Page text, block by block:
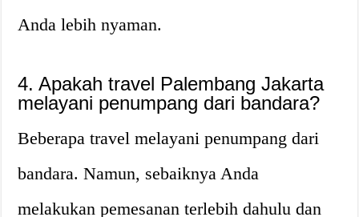
Anda lebih nyaman.
4. Apakah travel Palembang Jakarta
melayani penumpang dari bandara?
Beberapa travel melayani penumpang dari
bandara. Namun, sebaiknya Anda
melakukan pemesanan terlebih dahulu dan